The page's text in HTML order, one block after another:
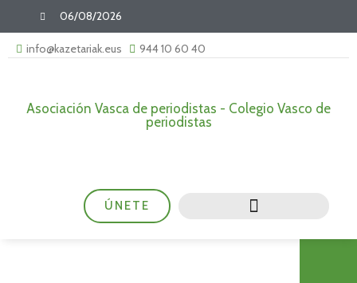
06/08/2026
info@kazetariak.eus 944 10 60 40
Asociación Vasca de periodistas - Colegio Vasco de
periodistas
ÚNETE